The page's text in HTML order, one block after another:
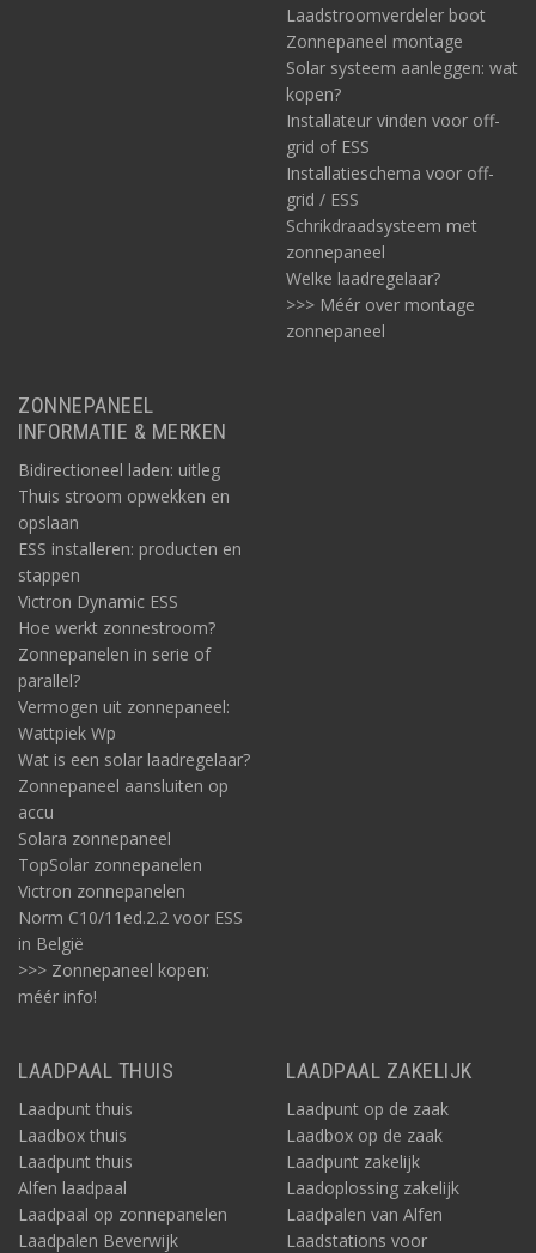
Laadstroomverdeler boot
Zonnepaneel montage
Solar systeem aanleggen: wat
kopen?
Installateur vinden voor off-
grid of ESS
Installatieschema voor off-
grid / ESS
Schrikdraadsysteem met
zonnepaneel
Welke laadregelaar?
>>> Méér over montage
zonnepaneel
ZONNEPANEEL
INFORMATIE & MERKEN
Bidirectioneel laden: uitleg
Thuis stroom opwekken en
opslaan
ESS installeren: producten en
stappen
Victron Dynamic ESS
Hoe werkt zonnestroom?
Zonnepanelen in serie of
parallel?
Vermogen uit zonnepaneel:
Wattpiek Wp
Wat is een solar laadregelaar?
Zonnepaneel aansluiten op
accu
Solara zonnepaneel
TopSolar zonnepanelen
Victron zonnepanelen
Norm C10/11ed.2.2 voor ESS
in België
>>> Zonnepaneel kopen:
méér info!
LAADPAAL THUIS
Laadpunt thuis
Laadbox thuis
Laadpunt thuis
Alfen laadpaal
Laadpaal op zonnepanelen
Laadpalen Beverwijk
LAADPAAL ZAKELIJK
Laadpunt op de zaak
Laadbox op de zaak
Laadpunt zakelijk
Laadoplossing zakelijk
Laadpalen van Alfen
Laadstations voor